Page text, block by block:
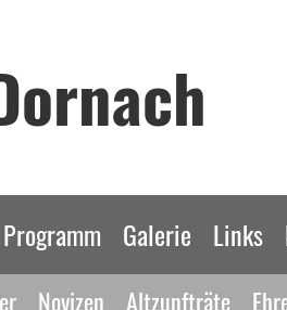
Programm Galerie Links
Novizen Altzunfträte